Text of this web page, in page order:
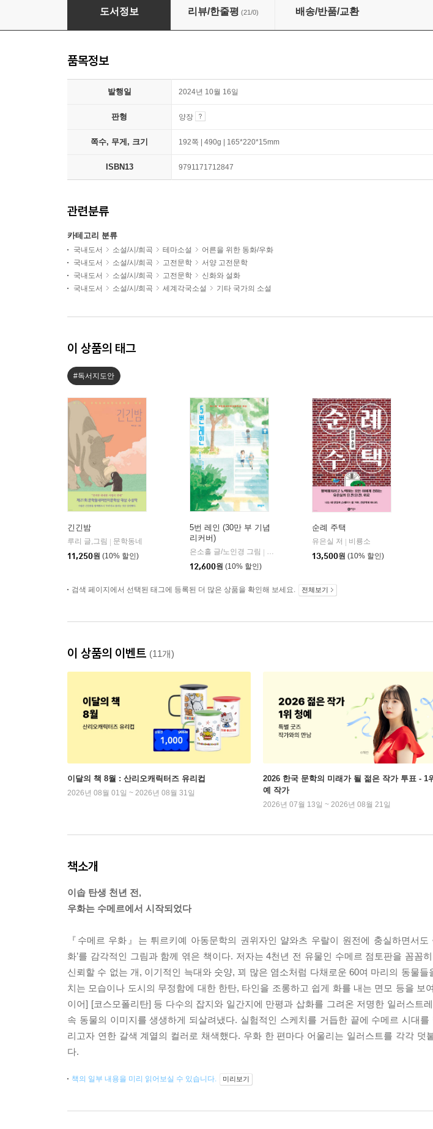
수메르 우화
도서정보 리뷰/한줄평 (21/0) 배송/반품/교환
품목정보
발행일 2024년 10월 16일
판형 양장
쪽수, 무게, 크기 192쪽 | 490g | 165*220*15mm
ISBN13 9791171712847
관련분류
카테고리 분류
국내도서 소설/시/희곡 테마소설
어른을 위한 동화/우화
국내도서
소설/시/희곡 고전문학
서양 고전문학
국내도서
소설/시/희곡 고전문학
신화와 설화
국내도서
소설/시/희곡 세계각국소설 기타 국가의 소설
이 상품의 태그
#독서지도안
긴긴밤
루리 글,그림
문학동네
11,250원 (10% 할인)
5번 레인 (30만 부 기념
리커버)
은소홀 글/노인경 그림
문학동네
12,600원 (10% 할인)
순례 주택
유은실 저
비룡소
13,500원 (10% 할인)
검색 페이지에서 선택된 태그에 등록된 더 많은 상품을 확인해 보세요. 전체보기
이 상품의 이벤트 (11개)
이달의 책 8월 : 산리오캐릭터즈 유리컵
2026년 08월 01일 ~ 2026년 08월 31일
2026 한국 문학의 미래가 될 젊은 작가 투표 - 1
예 작가
2026년 07월 13일 ~ 2026년 08월 21일
책소개
이솝 탄생 천년 전,
우화는 수메르에서 시작되었다
『수메르 우화』는 튀르키예 아동문학의 권위자인 얄와츠 우랄이 원전에 충실하면서
화’를 감각적인 그림과 함께 엮은 책이다. 저자는 4천년 전 유물인 수메르 점토판을 꼼꼼
신뢰할 수 없는 개, 이기적인 늑대와 숫양, 꾀 많은 염소처럼 다채로운 60여 마리의 동물
치는 모습이나 도시의 무정함에 대한 한탄, 타인을 조롱하고 쉽게 화를 내는 면모 등을 보
이어] [코스모폴리탄] 등 다수의 잡지와 일간지에 만평과 삽화를 그려온 저명한 일러스트
속 동물의 이미지를 생생하게 되살려냈다. 실험적인 스케치를 거듭한 끝에 수메르 시대
리고자 연한 갈색 계열의 컬러로 채색했다. 우화 한 편마다 어울리는 일러스트를 각각 덧
다.
책의 일부 내용을 미리 읽어보실 수 있습니다. 미리보기